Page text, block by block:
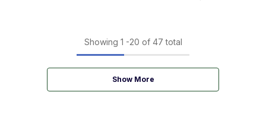
Showing 1 -20 of 47 total
Show More